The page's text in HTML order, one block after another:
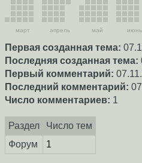
март апрель май июнь
Первая созданная тема:
Последняя созданная тема:
Первый комментарий:
Последний комментарий:
Число комментариев: 1
Раздел
Число тем
Форум
1